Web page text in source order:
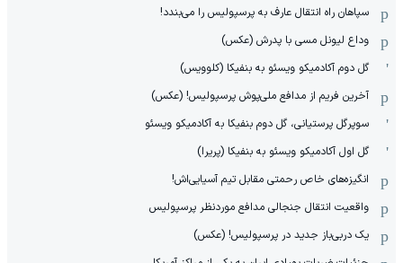
سپاهان راه انتقال عارف به پرسپولیس را می‌بندد!
وداع لیونل مسی با پدرش (عکس)
گل دوم آکادمیکو ویسئو به بنفیکا (کلوویس)
آخرین فریم از مدافع ملی‌پوش پرسپولیس! (عکس)
سوپرگل پرستیانی، گل دوم بنفیکا به آکادمیکو ویسئو
گل اول آکادمیکو ویسئو به بنفیکا (پریرا)
انگیزه‌های خاص رحمتی مقابل تیم‌ آسیایی‌اش!
واقعیت انتقال جنجالی مدافع موردنظر پرسپولیس
یک دربی‌باز جدید در پرسپولیس! (عکس)